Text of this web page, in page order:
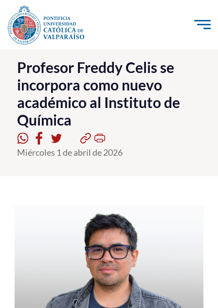
Click acá para ir directamente al contenido
La Universidad
Investigación, Creación e Innovación
PUCV Internacional
Vinculación con el Medio
Admisión
Profesor Freddy Celis se
incorpora como nuevo
académico al Instituto de
Química
Miércoles 1 de abril de 2026